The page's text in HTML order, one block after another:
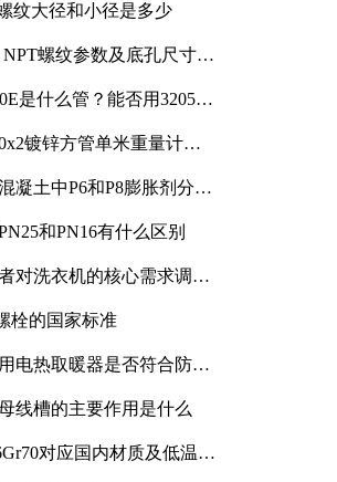
纹大径和小径是多少
NPT螺纹参数及底孔尺寸详
是什么管？能否用3205或
镀锌方管单米重量计算
凝土中P6和P8膨胀剂分别
和PN16有什么区别
对洗衣机的核心需求调研
栓的国家标准
电热取暖器是否符合防爆
线槽的主要作用是什么
对应国内材质及低温冲